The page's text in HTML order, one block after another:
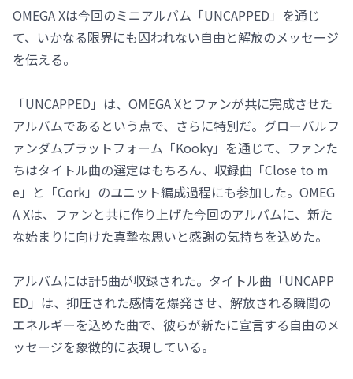
OMEGA Xは今回のミニアルバム「UNCAPPED」を通じ
て、いかなる限界にも囚われない自由と解放のメッセージ
を伝える。
「UNCAPPED」は、OMEGA Xとファンが共に完成させた
アルバムであるという点で、さらに特別だ。グローバルフ
ァンダムプラットフォーム「Kooky」を通じて、ファンた
ちはタイトル曲の選定はもちろん、収録曲「Close to m
e」と「Cork」のユニット編成過程にも参加した。OMEG
A Xは、ファンと共に作り上げた今回のアルバムに、新た
な始まりに向けた真摯な思いと感謝の気持ちを込めた。
アルバムには計5曲が収録された。タイトル曲「UNCAPP
ED」は、抑圧された感情を爆発させ、解放される瞬間の
エネルギーを込めた曲で、彼らが新たに宣言する自由のメ
ッセージを象徴的に表現している。